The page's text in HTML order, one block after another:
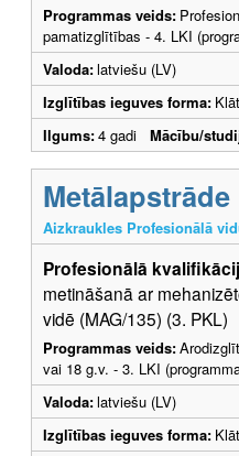
Programmas veids:
pamatizglītības - 4. LKI
Valoda:latviešu (LV)
Izglītības ieguves forma:
Ilgums:4 gadi Mācību/
Metālapstrāde
Aizkraukles Profesionālā
Profesionālā
metināšanā ar
vidē (MAG/135) (3. PKL)
Programmas veids:
vai 18 g.v. - 3. LKI
Valoda:latviešu (LV)
Izglītības ieguves forma: